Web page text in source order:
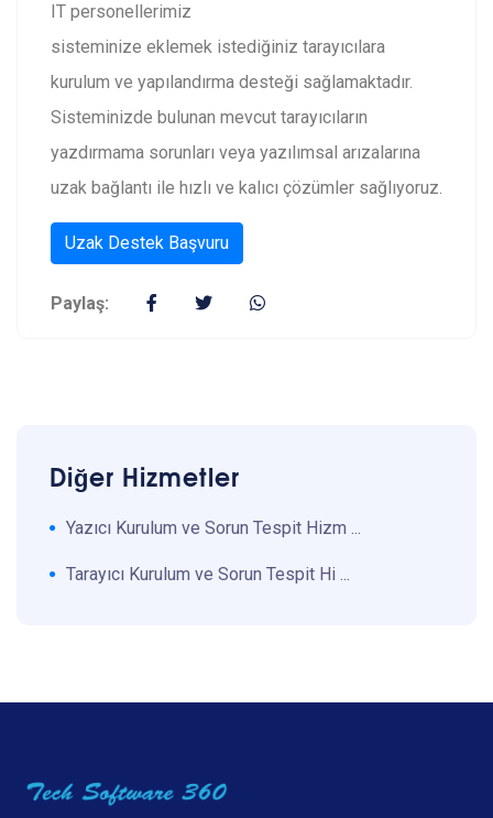
IT personellerimiz
sisteminize eklemek istediğiniz tarayıcılara
kurulum ve yapılandırma desteği sağlamaktadır.
Sisteminizde bulunan mevcut tarayıcıların
yazdırmama sorunları veya yazılımsal arızalarına
uzak bağlantı ile hızlı ve kalıcı çözümler sağlıyoruz.
Uzak Destek Başvuru
Paylaş:
Diğer Hizmetler
Yazıcı Kurulum ve Sorun Tespit Hizm ...
Tarayıcı Kurulum ve Sorun Tespit Hi ...